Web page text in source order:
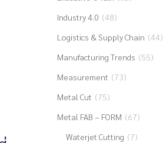
Industry 4.0 (48)
Logistics & Supply Chain (44)
Manufacturing Trends (55)
Measurement (73)
Metal Cut (75)
Metal FAB – FORM (67)
Waterjet Cutting (7)